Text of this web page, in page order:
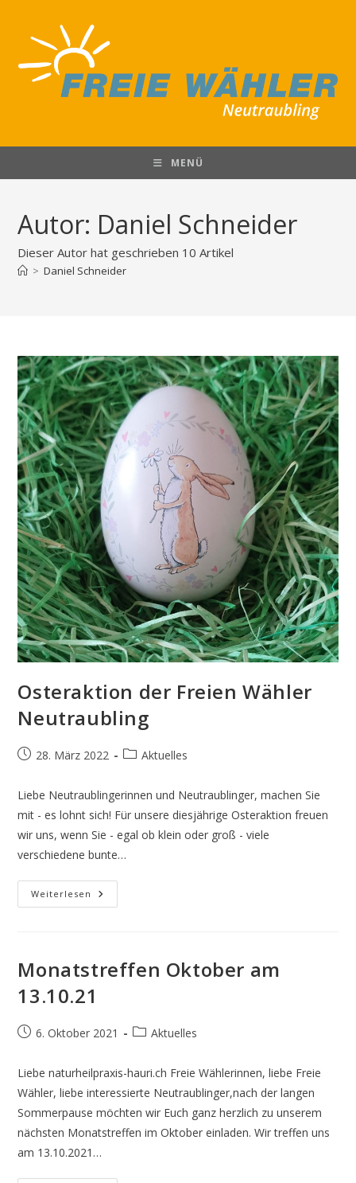
springen
MENÜ
Autor: Daniel Schneider
Dieser Autor hat geschrieben 10 Artikel
> Daniel Schneider
Osteraktion der Freien Wähler
Neutraubling
Beitrag28. März 2022
Beitrags-
Aktuelles
Liebe Neutraublingerinnen und Neutraublinger, machen Sie
mit - es lohnt sich! Für unsere diesjährige Osteraktion freuen
wir uns, wenn Sie - egal ob klein oder groß - viele
verschiedene bunte…
Weiterlesen Osteraktion
Der
Monatstreffen Oktober am
13.10.21
Beitrag6. Oktober 2021
Beitrags-
Aktuelles
Liebe naturheilpraxis-hauri.ch Freie Wählerinnen, liebe Freie
Wähler, liebe interessierte Neutraublinger,nach der langen
Sommerpause möchten wir Euch ganz herzlich zu unserem
nächsten Monatstreffen im Oktober einladen. Wir treffen uns
am 13.10.2021…